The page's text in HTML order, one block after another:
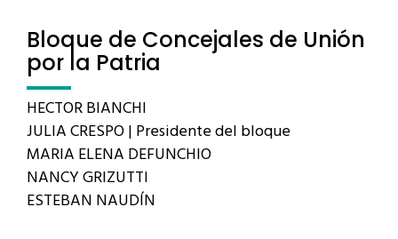
Bloque de Concejales de Unión
por la Patria
HECTOR BIANCHI
JULIA CRESPO | Presidente del bloque
MARIA ELENA DEFUNCHIO
NANCY GRIZUTTI
ESTEBAN NAUDÍN